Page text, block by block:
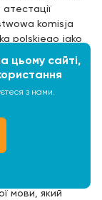
komisja
polskiego jako
terminy/
про нові
матеріали по
та/або
та не несе
Слухача
мови, який
цьому сайті,
з нами.